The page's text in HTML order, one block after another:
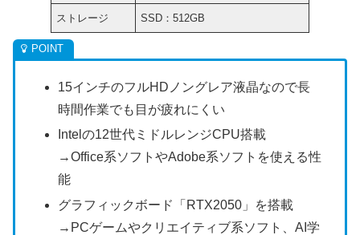
ストレージ SSD：512GB
15インチのフルHDノングレア液晶なので長
時間作業でも目が疲れにくい
Intelの12世代ミドルレンジCPU搭載
→Office系ソフトやAdobe系ソフトを使える性
能
グラフィックボード「RTX2050」を搭載
→PCゲームやクリエイティブ系ソフト、AI学